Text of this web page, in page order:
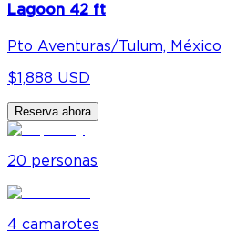
Lagoon 42 ft
Pto Aventuras/Tulum, México
$1,888 USD
Reserva ahora
20 personas
4 camarotes